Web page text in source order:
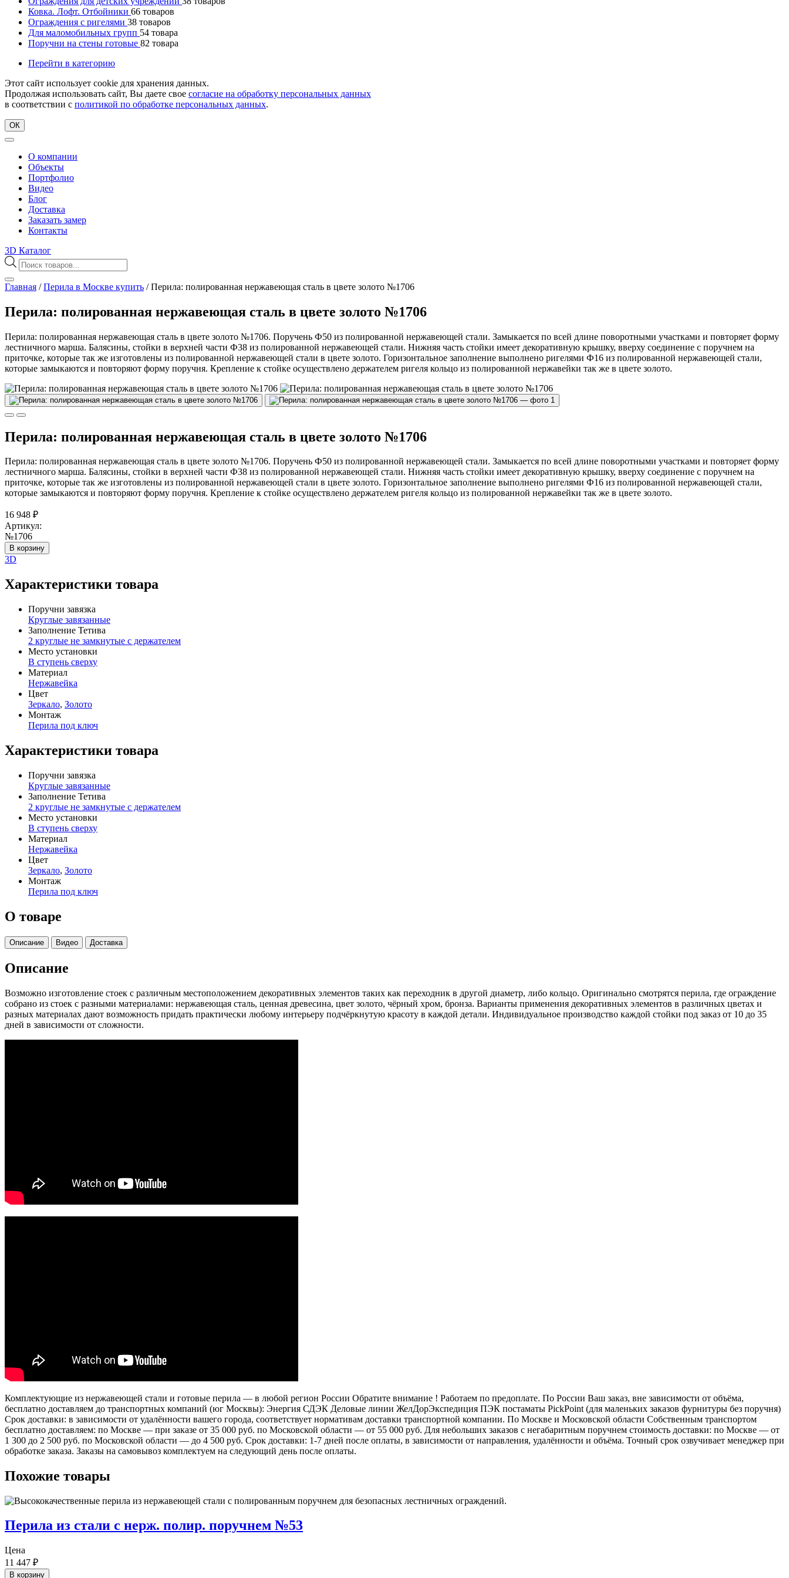
Ковка. Лофт. Отбойники 66 товаров
Ограждения с ригелями 38 товаров
Для маломобильных групп 54 товара
Поручни на стены готовые 82 товара
Перейти в категорию
Этот сайт использует cookie для хранения данных.
Продолжая использовать сайт, Вы даете свое согласие на обработку персональных данных
в соответствии с политикой по обработке персональных данных.
ОК
О компании
Объекты
Портфолио
Видео
Блог
Доставка
Заказать замер
Контакты
3D Каталог
Поиск
товаров
Главная /Перила в Москве купить /Перила: полированная нержавеющая сталь в цвете золото №1706
Перила: полированная нержавеющая сталь в цвете золото №1706
Перила: полированная нержавеющая сталь в цвете золото №1706. Поручень Ф50 из полированной нержавеющей стали. Замыкается по всей длине поворотными участками и повторяет форму
лестничного марша. Балясины, стойки в верхней части Ф38 из полированной нержавеющей стали. Нижняя часть стойки имеет декоративную крышку, вверху соединение с поручнем на
приточке, которые так же изготовлены из полированной нержавеющей стали в цвете золото. Горизонтальное заполнение выполнено ригелями Ф16 из полированной нержавеющей стали,
которые замыкаются и повторяют форму поручня. Крепление к стойке осуществлено держателем ригеля кольцо из полированной нержавейки так же в цвете золото.
Перила: полированная нержавеющая сталь в цвете золото №1706
Перила: полированная нержавеющая сталь в цвете золото №1706. Поручень Ф50 из полированной нержавеющей стали. Замыкается по всей длине поворотными участками и повторяет форму
лестничного марша. Балясины, стойки в верхней части Ф38 из полированной нержавеющей стали. Нижняя часть стойки имеет декоративную крышку, вверху соединение с поручнем на
приточке, которые так же изготовлены из полированной нержавеющей стали в цвете золото. Горизонтальное заполнение выполнено ригелями Ф16 из полированной нержавеющей стали,
которые замыкаются и повторяют форму поручня. Крепление к стойке осуществлено держателем ригеля кольцо из полированной нержавейки так же в цвете золото.
16 948 ₽
Артикул:
№1706
В корзину
3D
Характеристики товара
Поручни завязка
Круглые завязанные
Заполнение Тетива
2 круглые не замкнутые с держателем
Место установки
В ступень сверху
Материал
Нержавейка
Цвет
Зеркало, Золото
Монтаж
Перила под ключ
Характеристики товара
Поручни завязка
Круглые завязанные
Заполнение Тетива
2 круглые не замкнутые с держателем
Место установки
В ступень сверху
Материал
Нержавейка
Цвет
Зеркало, Золото
Монтаж
Перила под ключ
О товаре
Описание Видео Доставка
Описание
Возможно изготовление стоек с различным местоположением декоративных элементов таких как переходник в другой диаметр, либо кольцо. Оригинально смотрятся перила, где ограждение
собрано из стоек с разными материалами: нержавеющая сталь, ценная древесина, цвет золото, чёрный хром, бронза. Варианты применения декоративных элементов в различных цветах и
разных материалах дают возможность придать практически любому интерьеру подчёркнутую красоту в каждой детали. Индивидуальное производство каждой стойки под заказ от 10 до 35
дней в зависимости от сложности.
Комплектующие из нержавеющей стали и готовые перила — в любой регион России Обратите внимание ! Работаем по предоплате. По России Ваш заказ, вне зависимости от объёма,
бесплатно доставляем до транспортных компаний (юг Москвы): Энергия СДЭК Деловые линии ЖелДорЭкспедиция ПЭК постаматы PickPoint (для маленьких заказов фурнитуры без поручня)
Срок доставки: в зависимости от удалённости вашего города, соответствует нормативам доставки транспортной компании. По Москве и Московской области Собственным транспортом
бесплатно доставляем: по Москве — при заказе от 35 000 руб. по Московской области — от 55 000 руб. Для небольших заказов с негабаритным поручнем стоимость доставки: по Москве — от
1 300 до 2 500 руб. по Московской области — до 4 500 руб. Срок доставки: 1-7 дней после оплаты, в зависимости от направления, удалённости и объёма. Точный срок озвучивает менеджер при
обработке заказа. Заказы на самовывоз комплектуем на следующий день после оплаты.
Похожие товары
Перила из стали с нерж. полир. поручнем №53
Цена
11 447 ₽
В корзину